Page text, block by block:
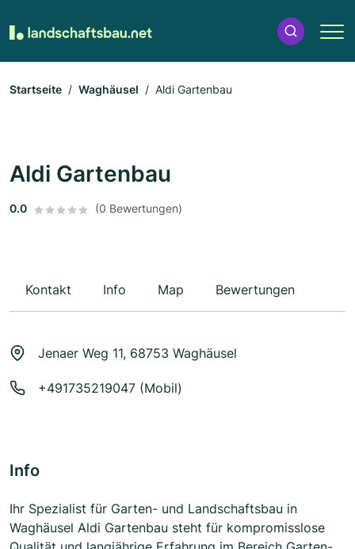
Startseite Waghäusel Aldi Gartenbau
Aldi Gartenbau
0.0 (0 Bewertungen)
Kontakt Info Map Bewertungen
Jenaer Weg 11, 68753 Waghäusel
+491735219047 (Mobil)
Info
Ihr Spezialist für Garten- und Landschaftsbau in
Waghäusel Aldi Gartenbau steht für kompromisslose